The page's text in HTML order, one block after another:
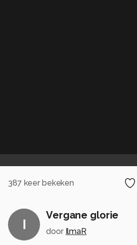
387 keer bekeken
I
Vergane glorie
door IlmaR